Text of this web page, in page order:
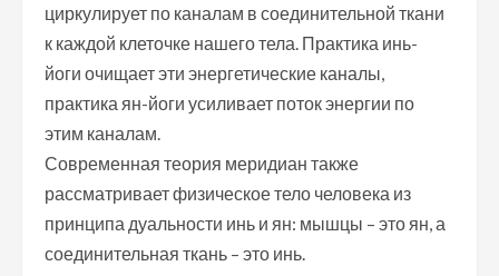
циркулирует по каналам в соединительной ткани
к каждой клеточке нашего тела. Практика инь-
йоги очищает эти энергетические каналы,
практика ян-йоги усиливает поток энергии по
этим каналам.
Современная теория меридиан также
рассматривает физическое тело человека из
принципа дуальности инь и ян: мышцы – это ян, а
соединительная ткань – это инь.